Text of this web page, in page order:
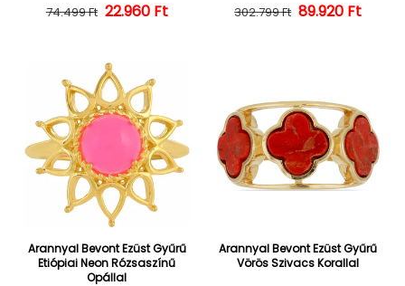
Normál ár
74.499 Ft Kedvezményes ár
22.960 Ft Normál ár
302.799 Ft 89.920 Ft
Arannyal Bevont Ezüst Gyűrű
Etiópiai Neon Rózsaszínű
Opállal
Arannyal Bevont Ezüst Gyűrű
Vörös Szivacs Korallal